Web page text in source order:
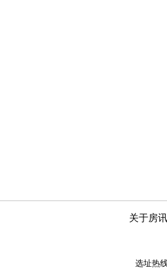
关于房讯
选址热